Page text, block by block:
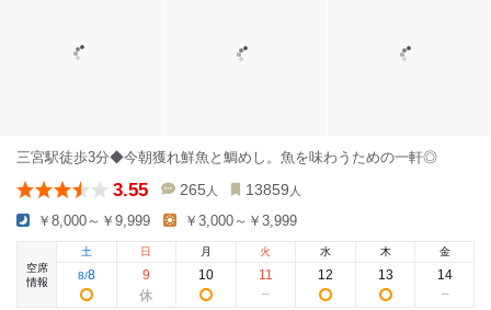
三宮駅徒歩3分◆今朝獲れ鮮魚と鯛めし。魚を味わうための一軒◎
3.55 265 人 13859 人
￥8,000～￥9,999 ￥3,000～￥3,999
空席
情報
土
8/8
日
9
月
10
火
11
水
12
木
13
金
14